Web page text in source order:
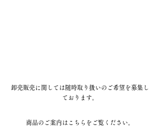
卸売販売に関しては随時取り扱いのご希望を募集し
ております。
商品のご案内はこちらをご覧ください。